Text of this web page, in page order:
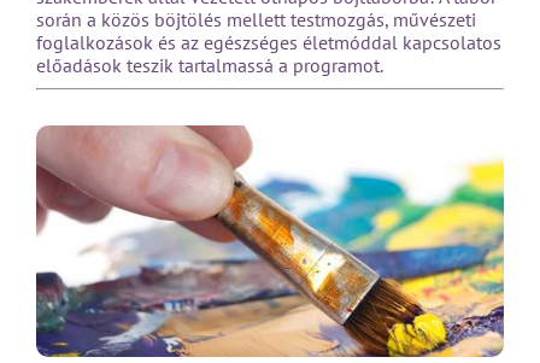
során a közös böjtölés mellett testmozgás, művészeti
foglalkozások és az egészséges életmóddal kapcsolatos
előadások teszik tartalmassá a programot.